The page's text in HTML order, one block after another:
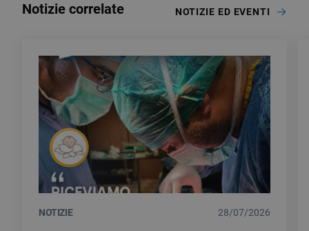
Notizie correlate NOTIZIE ED EVENTI
NOTIZIE 28/07/2026